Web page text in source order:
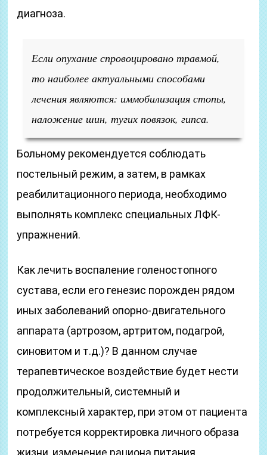
диагноза.
Если опухание спровоцировано травмой,
то наиболее актуальными способами
лечения являются: иммобилизация стопы,
наложение шин, тугих повязок, гипса.
Больному рекомендуется соблюдать
постельный режим, а затем, в рамках
реабилитационного периода, необходимо
выполнять комплекс специальных ЛФК-
упражнений.
Как лечить воспаление голеностопного
сустава, если его генезис порожден рядом
иных заболеваний опорно-двигательного
аппарата (артрозом, артритом, подагрой,
синовитом и т.д.)? В данном случае
терапевтическое воздействие будет нести
продолжительный, системный и
комплексный характер, при этом от пациента
потребуется корректировка личного образа
жизни, изменение рациона питания,